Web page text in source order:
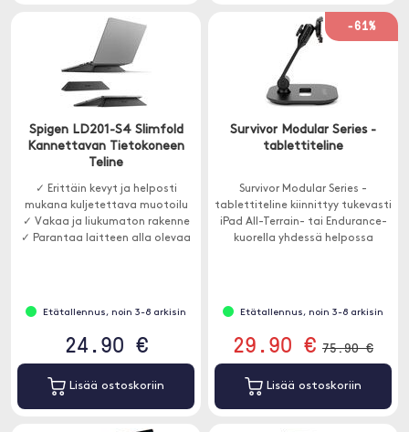
Spigen LD201-S4 Slimfold
Kannettavan Tietokoneen
Teline
✓ Erittäin kevyt ja helposti
mukana kuljetettava muotoilu
✓ Vakaa ja liukumaton rakenne
✓ Parantaa laitteen alla olevaa
Etätallennus, noin 3-8 arkisin
24.90 €
Lisää ostoskoriin
-61%
Survivor Modular Series -
tablettiteline
Survivor Modular Series -
tablettiteline kiinnittyy tukevasti
iPad All-Terrain- tai Endurance-
kuorella yhdessä helpossa
Etätallennus, noin 3-8 arkisin
29.90 € 75.90 €
Lisää ostoskoriin